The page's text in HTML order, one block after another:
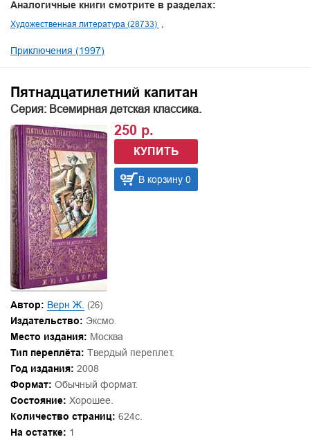
Аналогичные книги смотрите в разделах:
Художественная литература (28733)
Приключения (1997)
Пятнадцатилетний капитан
Серия: Всемирная детская классика.
250 р.
КУПИТЬ
В корзину 0
Автор: Верн Ж. (26)
Издательство: Эксмо.
Место издания: Москва
Тип переплёта: Твердый переплет.
Год издания: 2008
Формат: Обычный формат.
Состояние: Хорошее.
Количество страниц: 624с.
На остатке: 1